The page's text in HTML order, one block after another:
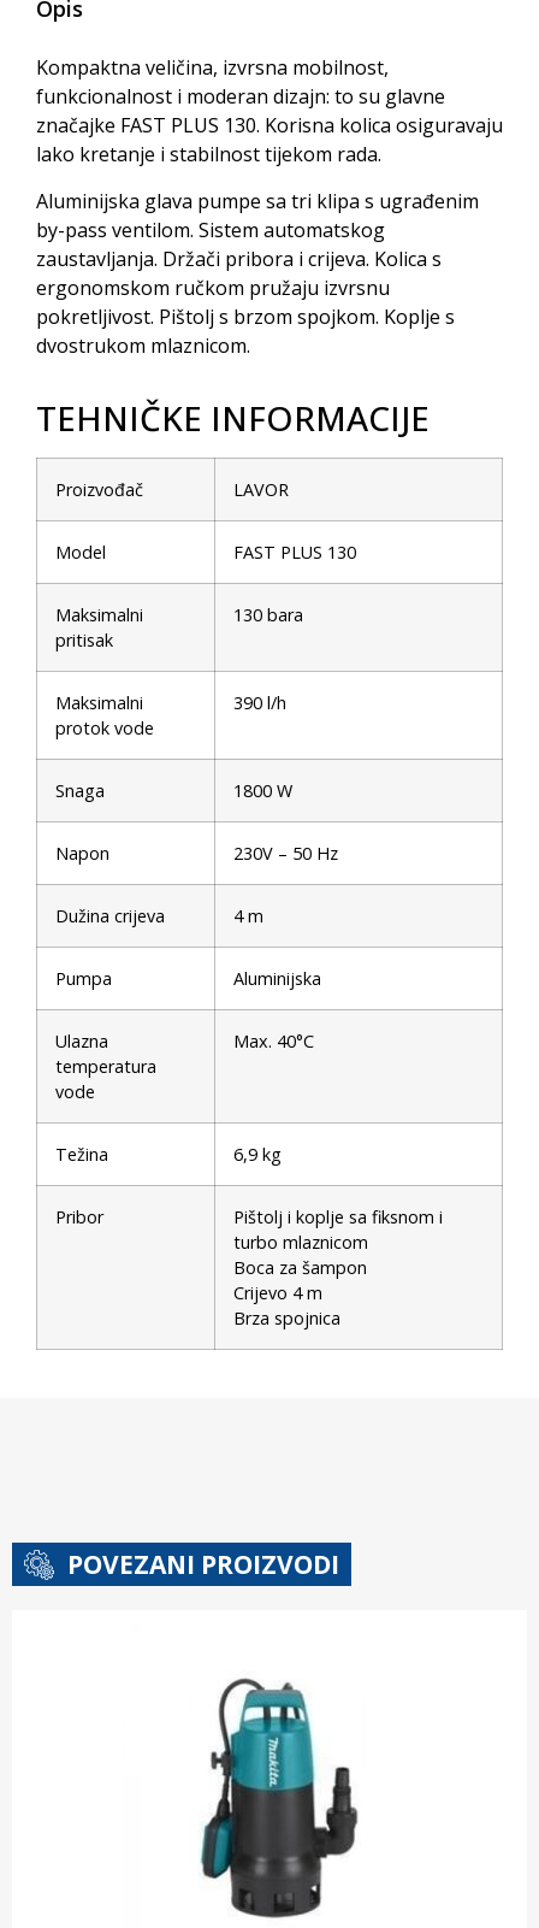
Opis
Kompaktna veličina, izvrsna mobilnost,
funkcionalnost i moderan dizajn: to su glavne
značajke FAST PLUS 130. Korisna kolica osiguravaju
lako kretanje i stabilnost tijekom rada.
Aluminijska glava pumpe sa tri klipa s ugrađenim
by-pass ventilom. Sistem automatskog
zaustavljanja. Držači pribora i crijeva. Kolica s
ergonomskom ručkom pružaju izvrsnu
pokretljivost. Pištolj s brzom spojkom. Koplje s
dvostrukom mlaznicom.
TEHNIČKE INFORMACIJE
Proizvođač LAVOR
Model FAST PLUS 130
Maksimalni
pritisak
130 bara
Maksimalni
protok vode
390 l/h
Snaga 1800 W
Napon 230V – 50 Hz
Dužina crijeva 4 m
Pumpa Aluminijska
Ulazna
temperatura
vode
Max. 40°C
Težina 6,9 kg
Pribor
Pištolj i koplje sa fiksnom i
turbo mlaznicom
Boca za šampon
Crijevo 4 m
Brza spojnica
POVEZANI PROIZVODI